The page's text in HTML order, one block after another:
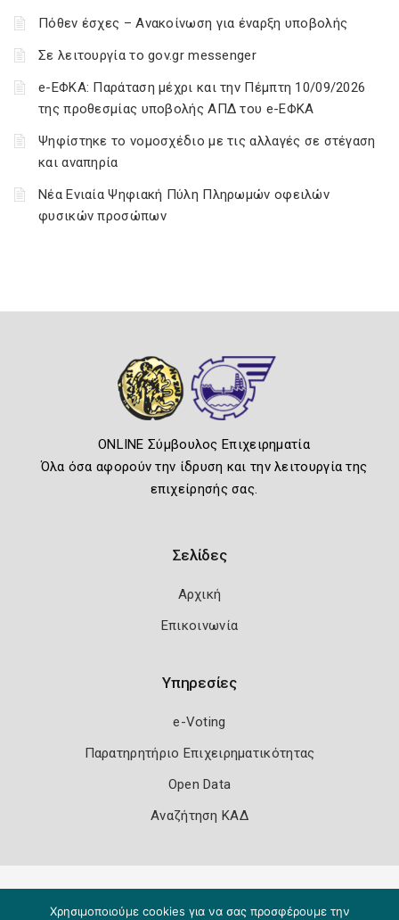
Πόθεν έσχες – Ανακοίνωση για έναρξη υποβολής
Σε λειτουργία το gov.gr messenger
e-ΕΦΚΑ: Παράταση μέχρι και την Πέμπτη 10/09/2026
της προθεσμίας υποβολής ΑΠΔ του e-ΕΦΚΑ
Ψηφίστηκε το νομοσχέδιο με τις αλλαγές σε στέγαση
και αναπηρία
Νέα Ενιαία Ψηφιακή Πύλη Πληρωμών οφειλών
φυσικών προσώπων
ONLINE Σύμβουλος Επιχειρηματία
Όλα όσα αφορούν την ίδρυση και την λειτουργία της
επιχείρησής σας.
Σελίδες
Αρχική
Επικοινωνία
Υπηρεσίες
e-Voting
Παρατηρητήριο Επιχειρηματικότητας
Open Data
Αναζήτηση ΚΑΔ
Χρησιμοποιούμε cookies για να σας προσφέρουμε την